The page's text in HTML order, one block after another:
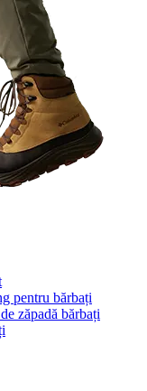
pentru bărbați
zăpadă bărbați